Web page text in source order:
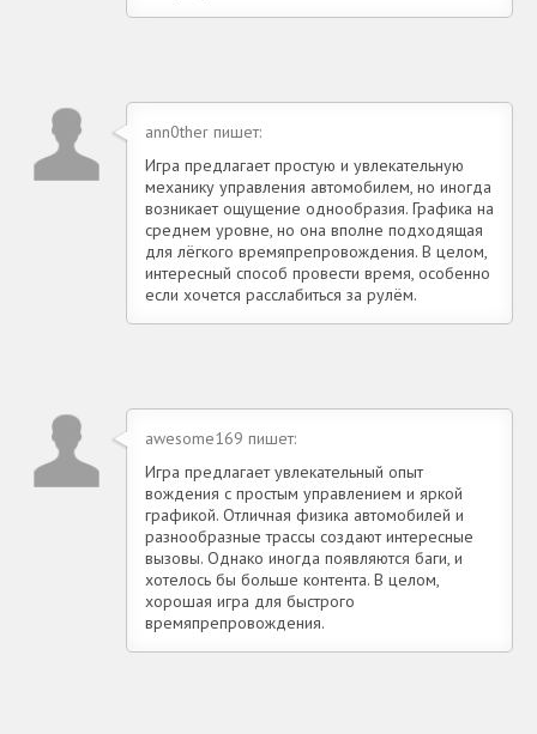
ann0ther пишет:
Игра предлагает простую и увлекательную
механику управления автомобилем, но иногда
возникает ощущение однообразия. Графика на
среднем уровне, но она вполне подходящая
для лёгкого времяпрепровождения. В целом,
интересный способ провести время, особенно
если хочется расслабиться за рулём.
awesome169 пишет:
Игра предлагает увлекательный опыт
вождения с простым управлением и яркой
графикой. Отличная физика автомобилей и
разнообразные трассы создают интересные
вызовы. Однако иногда появляются баги, и
хотелось бы больше контента. В целом,
хорошая игра для быстрого
времяпрепровождения.